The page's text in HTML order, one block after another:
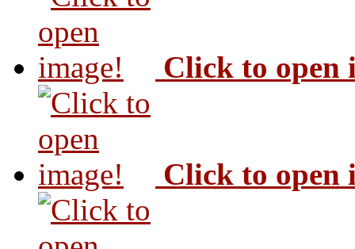
Click to open
Click to open